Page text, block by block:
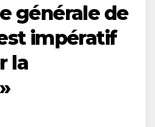
générale de
est impératif
la